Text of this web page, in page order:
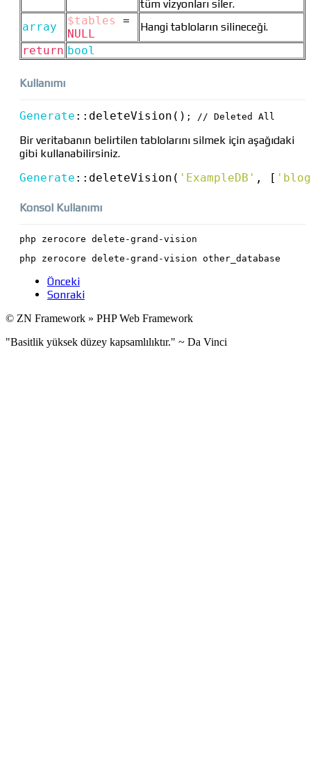
tüm vizyonları siler.
array
$tables
=
NULL
Hangi tabloların silineceği.
return bool
Kullanımı
Generate :: deleteVision() ; // Deleted All
Bir veritabanın belirtilen tablolarını silmek için aşağıdaki
gibi kullanabilirsiniz.
Generate :: deleteVision( 'ExampleDB' , [
Konsol Kullanımı
php zerocore delete-grand-vision
php zerocore delete-grand-vision other_database
Önceki
Sonraki
© ZN Framework » PHP Web Framework
"Basitlik yüksek düzey kapsamlılıktır." ~ Da Vinci